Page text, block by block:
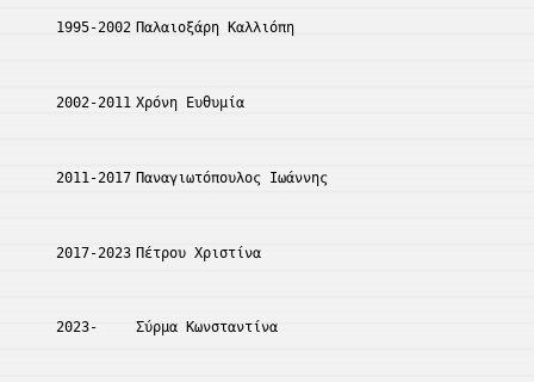
1995-2002 Παλαιοξάρη Καλλιόπη
2002-2011 Χρόνη Ευθυμία
2011-2017 Παναγιωτόπουλος Ιωάννης
2017-2023 Πέτρου Χριστίνα
2023- Σύρμα Κωνσταντίνα